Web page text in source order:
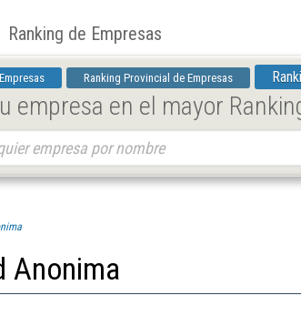
Ranking de Empresas
Ranking Provincial de Empresas
empresa en el mayor
Anonima